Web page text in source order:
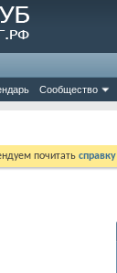
Сообщество
почитать справку